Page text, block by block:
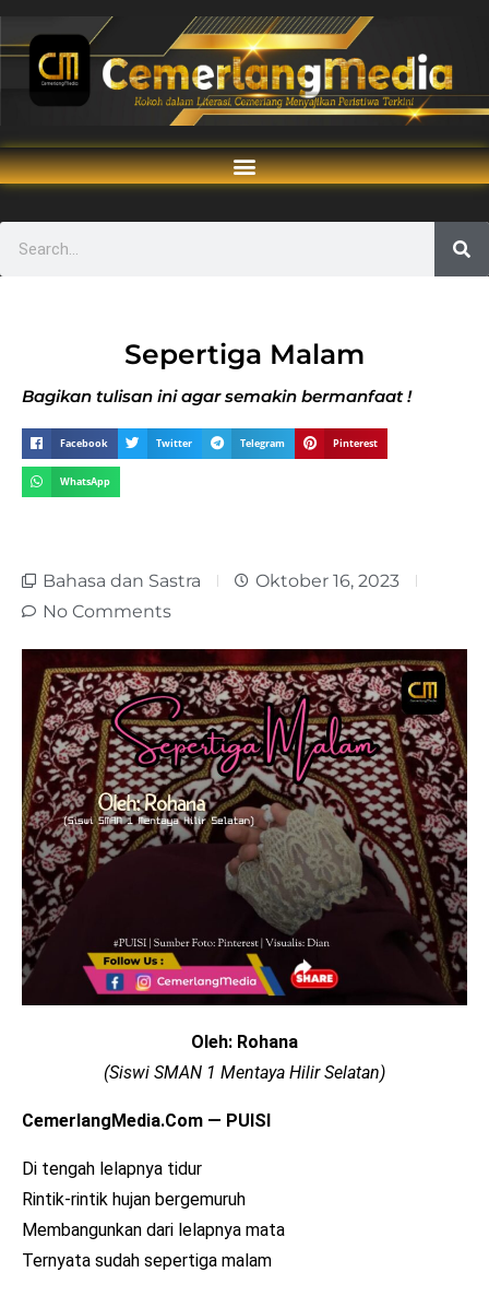
Sepertiga Malam
Bagikan tulisan ini agar semakin bermanfaat !
Facebook Twitter Telegram Pinterest
WhatsApp
Bahasa dan Sastra
Oktober 16, 2023
No Comments
Oleh: Rohana
(Siswi SMAN 1 Mentaya Hilir Selatan)
CemerlangMedia.Com — PUISI
Di tengah lelapnya tidur
Rintik-rintik hujan bergemuruh
Membangunkan dari lelapnya mata
Ternyata sudah sepertiga malam